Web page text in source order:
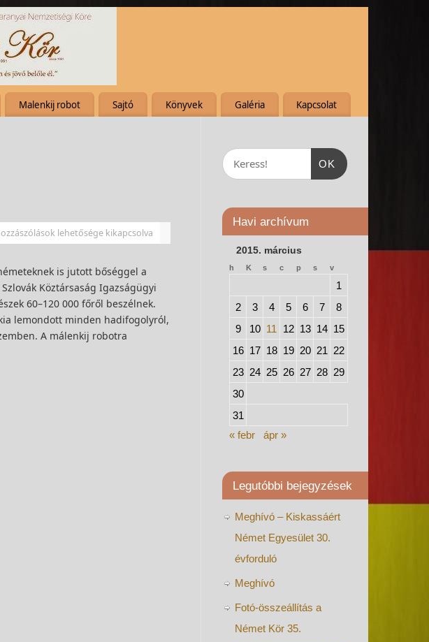
Malenkij robot Sajtó Könyvek Galéria Kapcsolat
lehetősége kikapcsolva
is jutott bőséggel a
Köztársaság Igazságügyi
60–120 000 főről beszélnek.
lemondott minden hadifogolyról,
A málenkij robotra
OK
Havi archívum
2015. március
h K s c p s v
1
2
3 4 5 6 7
8
9
10 11 12 13 14 15
16 17 18 19 20 21 22
23 24 25 26 27 28 29
30
31
« febr
ápr »
Legutóbbi bejegyzések
Meghívó – Kiskassáért
Német Egyesület 30.
évforduló
Meghívó
Fotó-összeállítás a
Német Kör 35.